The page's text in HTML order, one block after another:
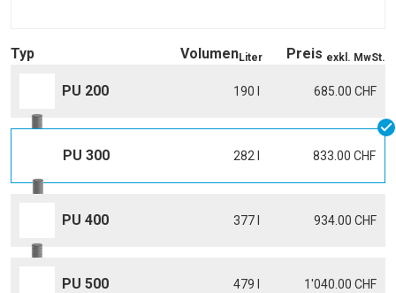
Typ VolumenLiter Preis exkl. MwSt.
PU 200 190 l 685.00 CHF
PU 300 282 l 833.00 CHF
PU 400 377 l 934.00 CHF
PU 500 479 l 1'040.00 CHF